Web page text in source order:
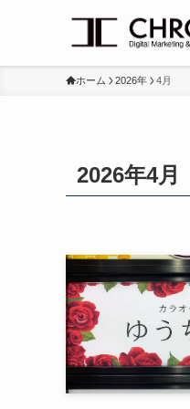
ホーム 2026年 4月
2026年4月